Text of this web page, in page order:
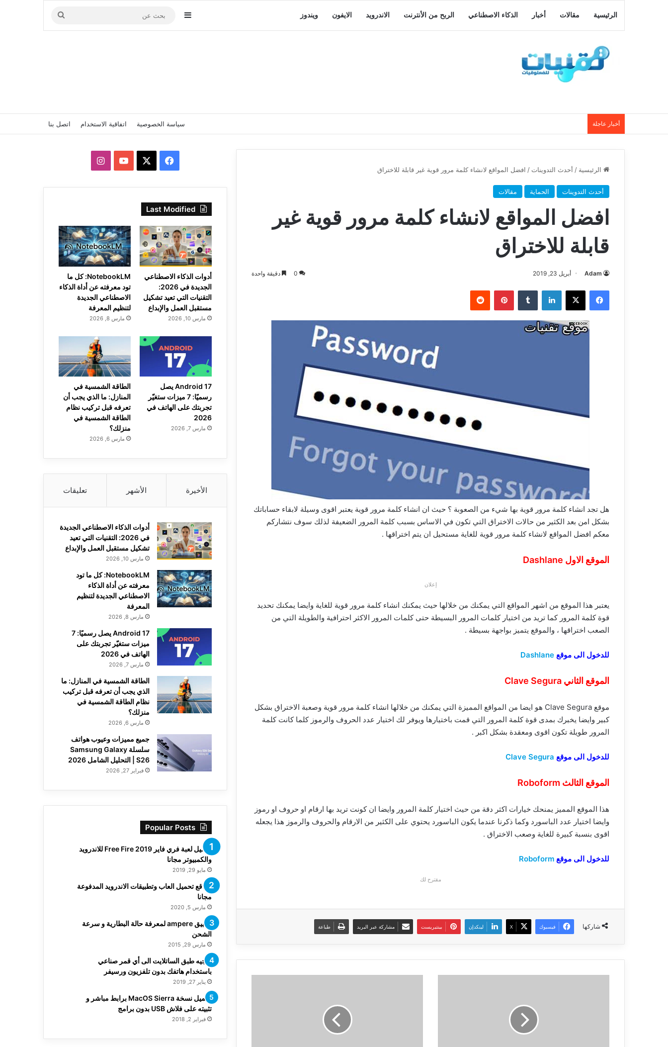
الرئيسية مقالات أخبار الذكاء الاصطناعي الربح من الأنترنت الاندرويد الايفون ويندوز إضافة عمود جانبي
بحث
عن
أخبار عاجلة سياسة الخصوصية اتفاقية الاستخدام اتصل بنا
الرئيسية / أحدث التدوينات / افضل المواقع لانشاء كلمة مرور قوية غير قابلة للاختراق
أحدث التدوينات الحماية مقالات
افضل المواقع لانشاء كلمة مرور قوية غير
قابلة للاختراق
Adam أبريل 23, 2019 0 دقيقة واحدة
فيسبوك ‫X لينكدإن بينتيريست
هل تجد انشاء كلمة مرور قوية بها شيء من الصعوبة ؟ حيث ان انشاء كلمة مرور قوية يعتبر اقوى وسيلة لابقاء حساباتك
بشكل امن بعد الكثير من حالات الاختراق التي تكون في الاساس بسبب كلمة المرور الضعيفة لذلك سوف نتشاركم
معكم افضل المواقع لانشاء كلمة مرور قوية للغاية مستحيل ان يتم اختراقها .
الموقع الاول Dashlane
إعلان
يعتبر هذا الموقع من اشهر المواقع التي يمكنك من خلالها حيث يمكنك انشاء كلمة مرور قوية للغاية وايضا يمكنك تحديد
قوة كلمة المرور كما تريد من اختيار كلمات المرور البسيطة حتى كلمات المرور الاكثر احترافية والطويلة التي من
الصعب اختراقها ، والموقع يتميز بواجهة بسيطة .
للدخول الى موقع Dashlane
الموقع الثاني Clave Segura
موقع Clave Segura هو ايضا من المواقع المميزة التي يمكنك من خلالها انشاء كلمة مرور قوية وصعبة الاختراق بشكل
كبير وايضا يخبرك بمدى قوة كلمة المرور التي قمت باختيارها ويوفر لك اختيار عدد الحروف والرموز كلما كانت كلمة
المرور طويلة تكون اقوى ومعقدة بشكل اكبر .
للدخول الى موقع Clave Segura
الموقع الثالث Roboform
هذا الموقع المميز يمنحك خيارات اكثر دقة من حيث اختيار كلمة المرور وايضا ان كونت تريد بها ارقام او حروف او رموز
وايضا اختيار عدد الباسورد وكما ذكرنا عندما يكون الباسورد يحتوي على الكثير من الارقام والحروف والرموز هذا يجعله
اقوى بنسبة كبيرة للغاية وصعب الاختراق .
للدخول الى موقع Roboform
مقترح لك
شاركها فيسبوك ‫X لينكدإن بينتيريست مشاركة عبر البريد طباعة
فيسبوك ‫YouTubeانستقرام
Last Modified
أدوات الذكاء الاصطناعي
الجديدة في 2026:
التقنيات التي تعيد تشكيل
مستقبل العمل والإبداع
مارس 10, 2026
NotebookLM: كل ما
تود معرفته عن أداة الذكاء
الاصطناعي الجديدة
لتنظيم المعرفة
مارس 8, 2026
Android 17 يصل
رسميًا: 7 ميزات ستغيّر
تجربتك على الهاتف في
2026
مارس 7, 2026
الطاقة الشمسية في
المنازل: ما الذي يجب أن
تعرفه قبل تركيب نظام
الطاقة الشمسية في
منزلك؟
مارس 6, 2026
الأخيرة الأشهر تعليقات
أدوات الذكاء الاصطناعي الجديدة
في 2026: التقنيات التي تعيد
تشكيل مستقبل العمل والإبداع
مارس 10, 2026
NotebookLM: كل ما تود
معرفته عن أداة الذكاء
الاصطناعي الجديدة لتنظيم
المعرفة
مارس 8, 2026
Android 17 يصل رسميًا: 7
ميزات ستغيّر تجربتك على
الهاتف في 2026
مارس 7, 2026
الطاقة الشمسية في المنازل: ما
الذي يجب أن تعرفه قبل تركيب
نظام الطاقة الشمسية في
منزلك؟
مارس 6, 2026
جميع مميزات وعيوب هواتف
سلسلة Samsung Galaxy
S26 | التحليل الشامل 2026
فبراير 27, 2026
Popular Posts
تحميل لعبة فري فاير Free Fire 2019 للاندرويد
والكمبيوتر مجانا
مايو 29, 2019
مواقع تحميل العاب وتطبيقات الاندرويد المدفوعة
مجانا
مارس 5, 2020
تطبيق ampere لمعرفة حالة البطارية و سرعة
الشحن
مارس 29, 2015
توجيه طبق الساتلايت الى أي قمر صناعي
باستخدام هاتفك بدون تلفزيون ورسيفر
يناير 27, 2019
تحميل نسخة MacOS Sierra برابط مباشر و
تثبيته على فلاش USB بدون برامج
فبراير 2, 2018